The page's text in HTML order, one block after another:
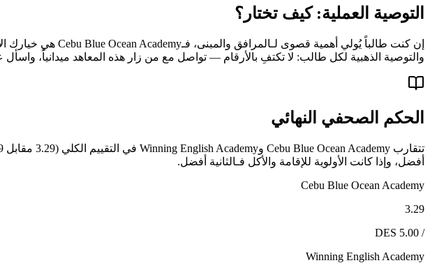
التوصية العملية: كيف تختار؟
والتوصية الذهبية لكل طالب: لا تكتفِ بالأرقام — تواصل مع من زار هذه المعاهد ميدانياً،
الحكم الصحفي النهائي
أفضل، وإذا كانت الأولوية للإقامة والأكل فـالثانية أفضل.
Cebu Blue Ocean Academy
3.29
/ 5.00 DES
Winning English Academy